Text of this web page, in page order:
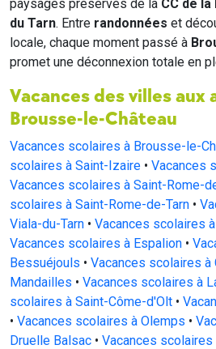
paysages préservés de la CC de
du Tarn. Entre randonnées et
locale, chaque moment passé à
promet une déconnexion totale en
Vacances des villes aux
Brousse-le-Château
Vacances scolaires à Brousse-le-
scolaires à Saint-Izaire • Vacances
Vacances scolaires à Saint-Rome-
scolaires à Saint-Rome-de-Tarn •
Viala-du-Tarn • Vacances scolaires
Vacances scolaires à Espalion •
Bessuéjouls • Vacances scolaires à
Mandailles • Vacances scolaires à
scolaires à Saint-Côme-d'Olt •
• Vacances scolaires à Olemps •
Druelle Balsac • Vacances